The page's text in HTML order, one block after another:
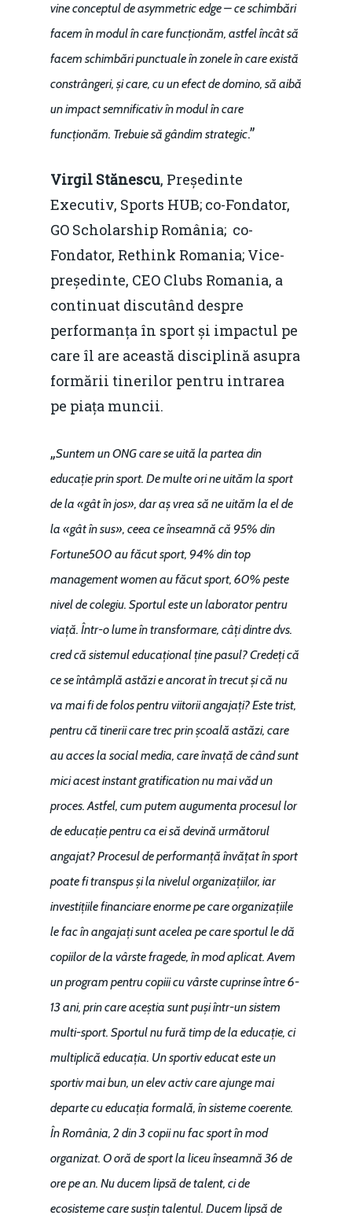
vine conceptul de asymmetric edge – ce schimbări
facem în modul în care funcționăm, astfel încât să
facem schimbări punctuale în zonele în care există
constrângeri, și care, cu un efect de domino, să aibă
un impact semnificativ în modul în care
funcționăm. Trebuie să gândim strategic.”
Virgil Stănescu, Președinte
Executiv, Sports HUB; co-Fondator,
GO Scholarship România; co-
Fondator, Rethink Romania; Vice-
președinte, CEO Clubs Romania, a
continuat discutând despre
performanța în sport și impactul pe
care îl are această disciplină asupra
formării tinerilor pentru intrarea
pe piața muncii.
„Suntem un ONG care se uită la partea din
educație prin sport. De multe ori ne uităm la sport
de la «gât în jos», dar aș vrea să ne uităm la el de
la «gât în sus», ceea ce înseamnă că 95% din
Fortune500 au făcut sport, 94% din top
management women au făcut sport, 60% peste
nivel de colegiu. Sportul este un laborator pentru
viață. Într-o lume în transformare, câți dintre dvs.
cred că sistemul educațional ține pasul? Credeți că
ce se întâmplă astăzi e ancorat în trecut și că nu
va mai fi de folos pentru viitorii angajați? Este trist,
pentru că tinerii care trec prin școală astăzi, care
au acces la social media, care învață de când sunt
mici acest instant gratification nu mai văd un
proces. Astfel, cum putem augumenta procesul lor
de educație pentru ca ei să devină următorul
angajat? Procesul de performanță învățat în sport
poate fi transpus și la nivelul organizațiilor, iar
investițiile financiare enorme pe care organizațiile
le fac în angajați sunt acelea pe care sportul le dă
copiilor de la vârste fragede, în mod aplicat. Avem
un program pentru copiii cu vârste cuprinse între 6-
13 ani, prin care aceștia sunt puși într-un sistem
multi-sport. Sportul nu fură timp de la educație, ci
multiplică educația. Un sportiv educat este un
sportiv mai bun, un elev activ care ajunge mai
departe cu educația formală, în sisteme coerente.
În România, 2 din 3 copii nu fac sport în mod
organizat. O oră de sport la liceu înseamnă 36 de
ore pe an. Nu ducem lipsă de talent, ci de
ecosisteme care susțin talentul. Ducem lipsă de
predictibilitate,
concurenţă.
Soluții de
IMM
Rolul băncilor în
IMM
Redresare vs.
Fiscalitate pentru o
Durabilă
Martie 2016
Decembrie 2015
Mai 2015
Agribusiness
Energia
Construcții și
Politici Europene în
Economie
Piața gazelor naturale:
predictibilitate,
Burse pentru
Contact
Daniel Apostol